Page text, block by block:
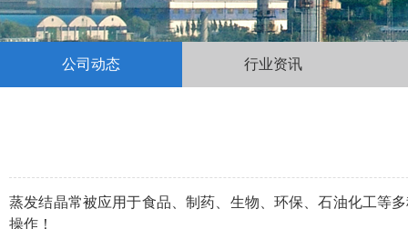
公司动态 行业资讯
蒸发结晶常被应用于食品、制药、生物、环保、石油化工等
操作！